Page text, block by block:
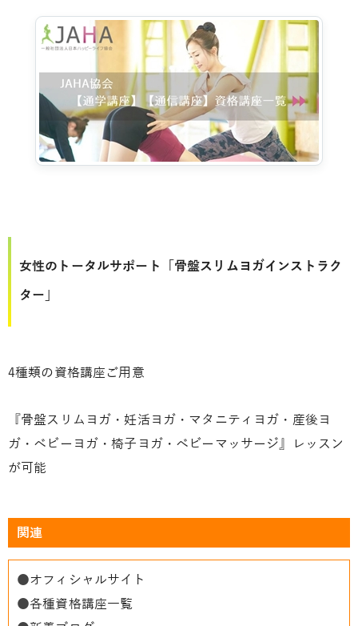
女性のトータルサポート「骨盤スリムヨガインストラク
ター」
4種類の資格講座ご用意
『骨盤スリムヨガ・妊活ヨガ・マタニティヨガ・産後ヨ
ガ・ベビーヨガ・椅子ヨガ・ベビーマッサージ』レッスン
が可能
関連
●オフィシャルサイト
●各種資格講座一覧